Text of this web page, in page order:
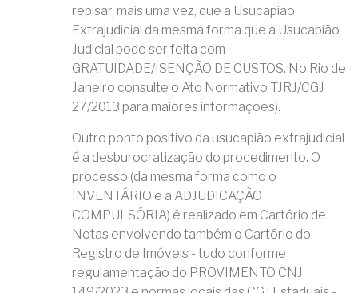
repisar, mais uma vez, que a Usucapião
Extrajudicial da mesma forma que a Usucapião
Judicial pode ser feita com
GRATUIDADE/ISENÇÃO DE CUSTOS. No Rio de
Janeiro consulte o Ato Normativo TJRJ/CGJ
27/2013 para maiores informações).
Outro ponto positivo da usucapião extrajudicial
é a desburocratização do procedimento. O
processo (da mesma forma como o
INVENTÁRIO e a ADJUDICAÇÃO
COMPULSÓRIA) é realizado em Cartório de
Notas envolvendo também o Cartório do
Registro de Imóveis - tudo conforme
regulamentação do PROVIMENTO CNJ